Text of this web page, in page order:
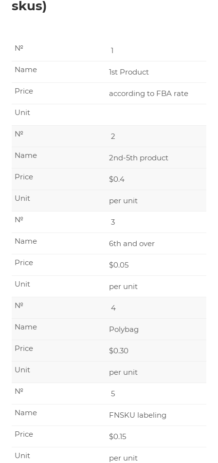
skus)
1
№
1st Product
Name
according to FBA rate
Price
Unit
2
№
2nd-5th product
Name
$0.4
Price
per unit
Unit
3
№
6th and over
Name
$0.05
Price
per unit
Unit
4
№
Polybag
Name
$0.30
Price
per unit
Unit
5
№
FNSKU labeling
Name
$0.15
Price
per unit
Unit